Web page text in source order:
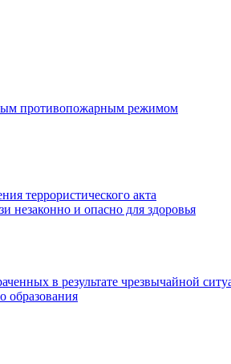
противопожарным режимом
террористического акта
и опасно для здоровья
в результате чрезвычайной
образования